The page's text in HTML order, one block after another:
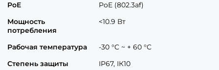
PoE
PoE (802.3af)
Мощность
потребления
<10.9 Вт
Рабочая температура
-30 °C ~ + 60 °C
Степень защиты
ІР67, ІК10